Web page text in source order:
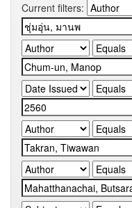
Current filters: